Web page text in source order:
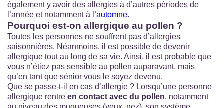
également y avoir des allergies à d’autres périodes de
l’année et notamment à l’automne.
Pourquoi est-on allergique au pollen ?
Toutes les personnes ne souffrent pas d’allergies
saisonnières. Néanmoins, il est possible de devenir
allergique tout au long de sa vie. Ainsi, il est probable que
vous n’étiez pas sensible au pollen auparavant, mais
qu’en tant que sénior vous le soyez devenu.
Que se passe-t-il en cas d’allergie ? Lorsqu’une personne
allergique rentre en contact avec du pollen, notamment
au niveau des muqueuses (yeux, nez), son système